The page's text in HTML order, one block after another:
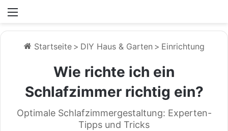
Startseite > DIY Haus & Garten > Einrichtung
Wie richte ich ein
Schlafzimmer richtig ein?
Optimale Schlafzimmergestaltung: Experten-
Tipps und Tricks